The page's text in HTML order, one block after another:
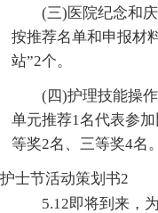
(三)医院纪念和
按推荐名单和申报材
站”2个。
(四)护理技能操
单元推荐1名代表参
等奖2名、三等奖4名。
护士节活动策划书2
5.12即将到来，